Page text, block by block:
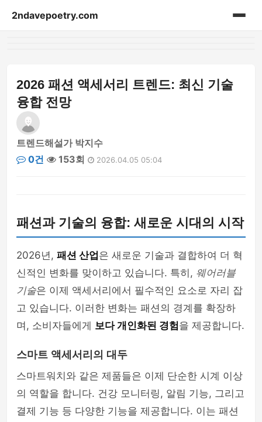
2ndavepoetry.com
bag
beauty
blog-article
hoodie
lifestyle
mens-fashion
2026 패션 액세서리 트렌드: 최신 기술
융합 전망
트렌드해설가 박지수
0건
153회 2026.04.05 05:04
패션과 기술의 융합: 새로운 시대의 시작
2026년, 패션 산업 은 새로운 기술과 결합하여 더 혁
신적인 변화를 맞이하고 있습니다. 특히, 웨어러블
기술은 이제 액세서리에서 필수적인 요소로 자리 잡
고 있습니다. 이러한 변화는 패션의 경계를 확장하
며, 소비자들에게 보다 개인화된 경험을 제공합니다.
스마트 액세서리의 대두
스마트워치와 같은 제품들은 이제 단순한 시계 이상
의 역할을 합니다. 건강 모니터링, 알림 기능, 그리고
결제 기능 등 다양한 기능을 제공합니다. 이는 패션